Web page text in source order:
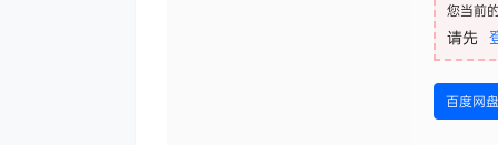
您当前
请先
百度网盘